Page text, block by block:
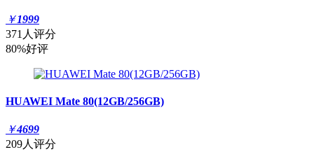
￥1999
371人评分
80%好评
HUAWEI Mate 80(12GB/256GB)
￥4699
209人评分